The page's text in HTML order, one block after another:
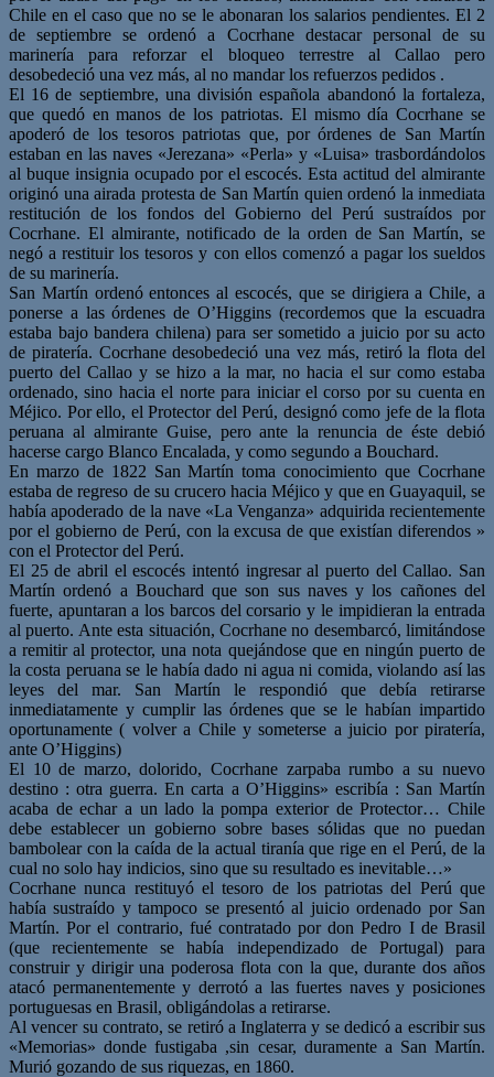
Chile en el caso que no se le abonaran los salarios pendientes. El 2
de septiembre se ordenó a Cocrhane destacar personal de su
marinería para reforzar el bloqueo terrestre al Callao pero
desobedeció una vez más, al no mandar los refuerzos pedidos .
El 16 de septiembre, una división española abandonó la fortaleza,
que quedó en manos de los patriotas. El mismo día Cocrhane se
apoderó de los tesoros patriotas que, por órdenes de San Martín
estaban en las naves «Jerezana» «Perla» y «Luisa» trasbordándolos
al buque insignia ocupado por el escocés. Esta actitud del almirante
originó una airada protesta de San Martín quien ordenó la inmediata
restitución de los fondos del Gobierno del Perú sustraídos por
Cocrhane. El almirante, notificado de la orden de San Martín, se
negó a restituir los tesoros y con ellos comenzó a pagar los sueldos
de su marinería.
San Martín ordenó entonces al escocés, que se dirigiera a Chile, a
ponerse a las órdenes de O’Higgins (recordemos que la escuadra
estaba bajo bandera chilena) para ser sometido a juicio por su acto
de piratería. Cocrhane desobedeció una vez más, retiró la flota del
puerto del Callao y se hizo a la mar, no hacia el sur como estaba
ordenado, sino hacia el norte para iniciar el corso por su cuenta en
Méjico. Por ello, el Protector del Perú, designó como jefe de la flota
peruana al almirante Guise, pero ante la renuncia de éste debió
hacerse cargo Blanco Encalada, y como segundo a Bouchard.
En marzo de 1822 San Martín toma conocimiento que Cocrhane
estaba de regreso de su crucero hacia Méjico y que en Guayaquil, se
había apoderado de la nave «La Venganza» adquirida recientemente
por el gobierno de Perú, con la excusa de que existían diferendos »
con el Protector del Perú.
El 25 de abril el escocés intentó ingresar al puerto del Callao. San
Martín ordenó a Bouchard que son sus naves y los cañones del
fuerte, apuntaran a los barcos del corsario y le impidieran la entrada
al puerto. Ante esta situación, Cocrhane no desembarcó, limitándose
a remitir al protector, una nota quejándose que en ningún puerto de
la costa peruana se le había dado ni agua ni comida, violando así las
leyes del mar. San Martín le respondió que debía retirarse
inmediatamente y cumplir las órdenes que se le habían impartido
oportunamente ( volver a Chile y someterse a juicio por piratería,
ante O’Higgins)
El 10 de marzo, dolorido, Cocrhane zarpaba rumbo a su nuevo
destino : otra guerra. En carta a O’Higgins» escribía : San Martín
acaba de echar a un lado la pompa exterior de Protector… Chile
debe establecer un gobierno sobre bases sólidas que no puedan
bambolear con la caída de la actual tiranía que rige en el Perú, de la
cual no solo hay indicios, sino que su resultado es inevitable…»
Cocrhane nunca restituyó el tesoro de los patriotas del Perú que
había sustraído y tampoco se presentó al juicio ordenado por San
Martín. Por el contrario, fué contratado por don Pedro I de Brasil
(que recientemente se había independizado de Portugal) para
construir y dirigir una poderosa flota con la que, durante dos años
atacó permanentemente y derrotó a las fuertes naves y posiciones
portuguesas en Brasil, obligándolas a retirarse.
Al vencer su contrato, se retiró a Inglaterra y se dedicó a escribir sus
«Memorias» donde fustigaba ,sin cesar, duramente a San Martín.
Murió gozando de sus riquezas, en 1860.